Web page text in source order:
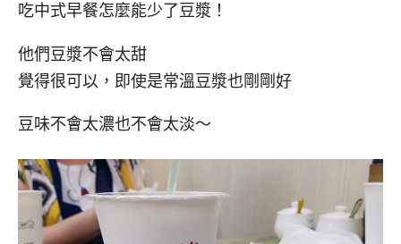
吃中式早餐怎麼能少了豆漿！
他們豆漿不會太甜
覺得很可以，即使是常溫豆漿也剛剛好
豆味不會太濃也不會太淡～